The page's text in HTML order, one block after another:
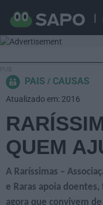
PAIS CAUSAS
QUEM
A Raríssimas –
e Raras apoia
agora que convivem
Atualizado em: 2016